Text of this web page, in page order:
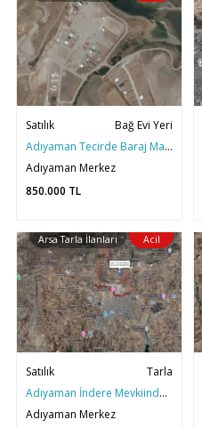
Satılık
Bağ Evi Yeri
Adıyaman Tecirde Baraj Manzaralı 500M2 BAĞ EVİ YERİ
Adıyaman Merkez
850.000 TL
Arsa Tarla İlanları Acil
Satılık
Tarla
Adıyaman İndere Mevkiinde Yatırımlık Satılık 2372 m2 Arazi
Adıyaman Merkez